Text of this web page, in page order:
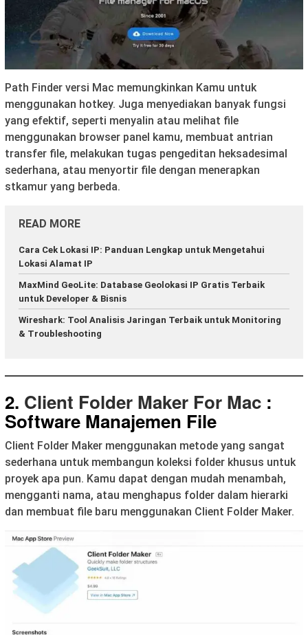
Path Finder versi Mac memungkinkan Kamu untuk
menggunakan hotkey. Juga menyediakan banyak fungsi
yang efektif, seperti menyalin atau melihat file
menggunakan browser panel kamu, membuat antrian
transfer file, melakukan tugas pengeditan heksadesimal
sederhana, atau menyortir file dengan menerapkan
stkamur yang berbeda.
READ MORE
Cara Cek Lokasi IP: Panduan Lengkap untuk Mengetahui
Lokasi Alamat IP
MaxMind GeoLite: Database Geolokasi IP Gratis Terbaik
untuk Developer & Bisnis
Wireshark: Tool Analisis Jaringan Terbaik untuk Monitoring
& Troubleshooting
2. Client Folder Maker For Mac :
Software Manajemen File
Client Folder Maker menggunakan metode yang sangat
sederhana untuk membangun koleksi folder khusus untuk
proyek apa pun. Kamu dapat dengan mudah menambah,
mengganti nama, atau menghapus folder dalam hierarki
dan membuat file baru menggunakan Client Folder Maker.